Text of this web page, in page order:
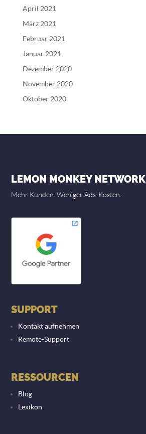
April 2021
März 2021
Februar 2021
Januar 2021
Dezember 2020
November 2020
Oktober 2020
LEMON MONKEY NETWORK
Mehr Kunden. Weniger Ads-Kosten.
SUPPORT
Kontakt aufnehmen
Remote-Support
RESSOURCEN
Blog
Lexikon